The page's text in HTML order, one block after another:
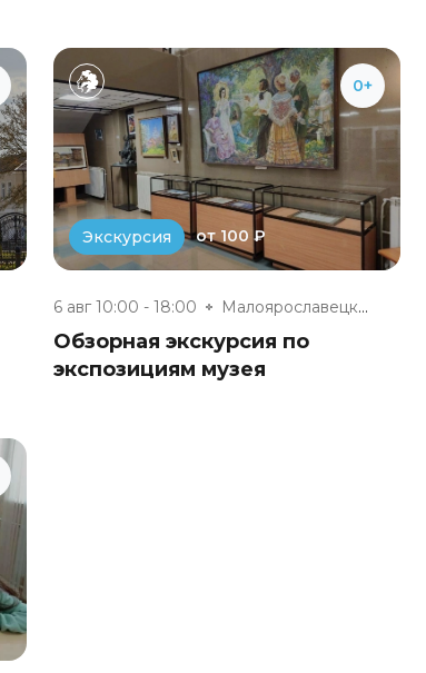
0+
Экскурсия от 100 ₽
6 авг 10:00 - 18:00 Малоярославецкий музейно-выста...
Обзорная экскурсия по
экспозициям музея